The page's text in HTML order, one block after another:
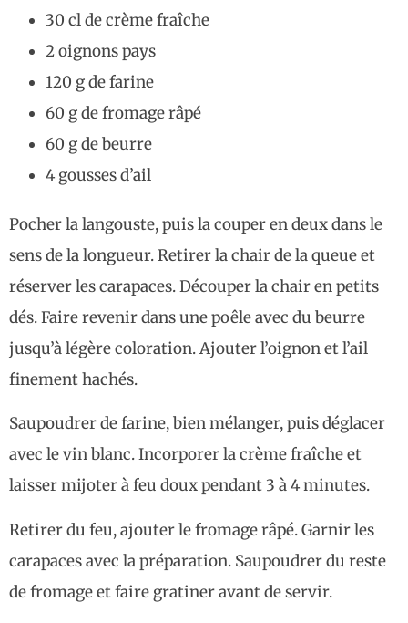
30 cl de crème fraîche
2 oignons pays
120 g de farine
60 g de fromage râpé
60 g de beurre
4 gousses d’ail
Pocher la langouste, puis la couper en deux dans le
sens de la longueur. Retirer la chair de la queue et
réserver les carapaces. Découper la chair en petits
dés. Faire revenir dans une poêle avec du beurre
jusqu’à légère coloration. Ajouter l’oignon et l’ail
finement hachés.
Saupoudrer de farine, bien mélanger, puis déglacer
avec le vin blanc. Incorporer la crème fraîche et
laisser mijoter à feu doux pendant 3 à 4 minutes.
Retirer du feu, ajouter le fromage râpé. Garnir les
carapaces avec la préparation. Saupoudrer du reste
de fromage et faire gratiner avant de servir.